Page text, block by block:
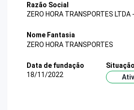
Razão Social
ZERO HORA TRANSPORTES LTDA
Nome Fantasia
ZERO HORA TRANSPORTES
Data de fundação
18/11/2022